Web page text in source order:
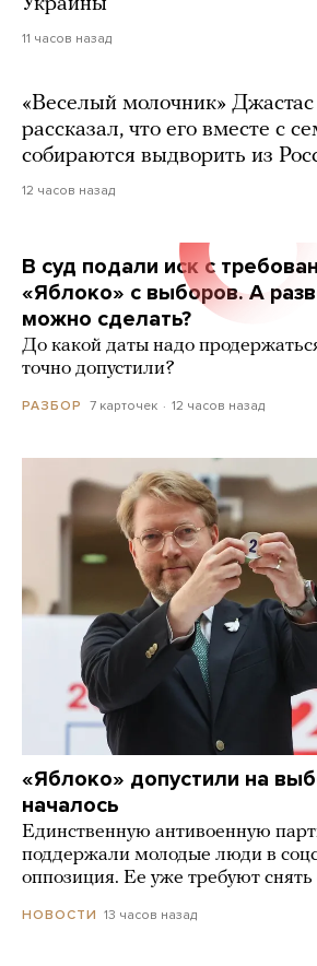
Украины
11 часов назад
«Веселый молочник» Джастас
рассказал, что его вместе с
собираются выдворить из
12 часов назад
В суд подали иск с
«Яблоко» с выборов. А
можно сделать?
До какой даты надо
точно допустили?
РАЗБОР 7 карточек 12 часов назад
«Яблоко» допустили на
началось
Единственную антивоенную
поддержали молодые люди в
оппозиция. Ее уже требуют снять
НОВОСТИ 13 часов назад